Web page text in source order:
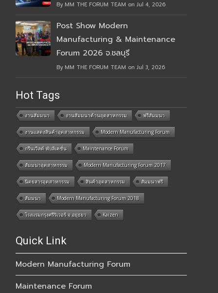
By MM THE FORUM TEAM on Jul 4, 2026
Post Show Modern
Manufacturing & Maintenance
Forum 2026 จ.ชลบุรี
By MM THE FORUM TEAM on Jul 3, 2026
Hot Tags
งานสัมมนา งานสัมมนาด้านอุตสาหกรรม ฟรีสัมมนา
งานแสดงสินค้าอุตสาหกรรม Modern Manufacturing Forum
กรีนเวิลด์ พับลิเคชั่น Maintenance Forum
สัมมนาอุตสาหกรรม Modern Manufacturing Forum 2017
นิตยสารอุตสาหกรรม สินค้าอุตสาหกรรม สัมมนาฟรี
สัมมนา Modern Manufacturing Forum 2018
โรงแรมกรุงศรีริเวอร์ จ.อยุธยา Kaizen
Quick Link
Modern Manufacturing Forum
Maintenance Forum